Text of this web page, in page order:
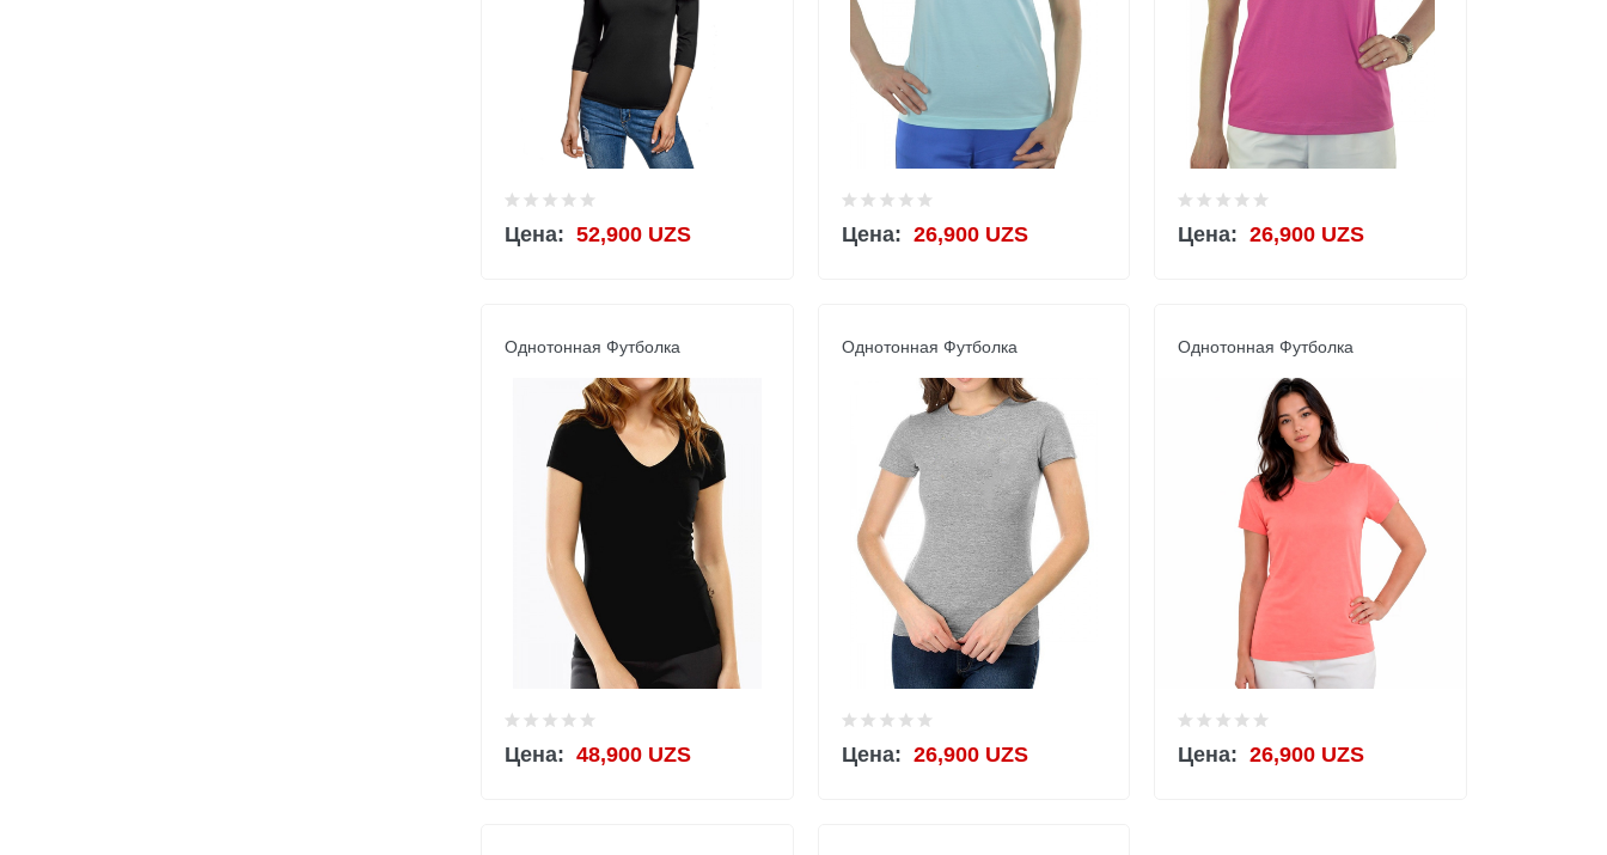
Цена: 52,900 UZS Цена: 26,900 UZS Цена: 26,900 UZS
Однотонная Футболка
Цена: 48,900 UZS
Однотонная Футболка
Цена: 26,900 UZS
Однотонная Футболка
Цена: 26,900 UZS